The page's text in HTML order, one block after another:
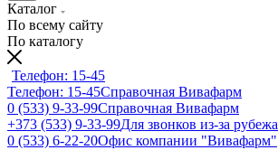
Каталог
По всему сайту
По каталогу
Телефон: 15-45
Телефон: 15-45Справочная Вивафарм
0 (533) 9-33-99Справочная Вивафарм
+373 (533) 9-33-99Для звонков из-за рубежа
0 (533) 6-22-20Офис компании "Вивафарм"